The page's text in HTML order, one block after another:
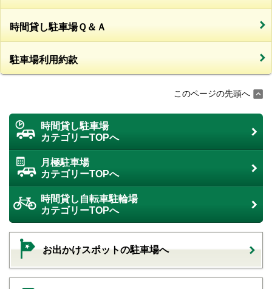
時間貸し駐車場Ｑ＆Ａ
駐車場利用約款
このページの先頭へ
時間貸し駐車場
カテゴリーTOPへ
月極駐車場
カテゴリーTOPへ
時間貸し自転車駐輪場
カテゴリーTOPへ
お出かけスポットの駐車場へ